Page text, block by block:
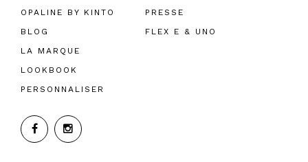
OPALINE BY KINTO
BLOG
LA MARQUE
LOOKBOOK
PERSONNALISER
PRESSE
FLEX E & UNO